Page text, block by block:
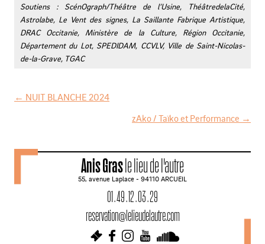
Soutiens : ScénOgraph/Théâtre de l’Usine, ThéâtredelaCité,
Astrolabe, Le Vent des signes, La Saillante Fabrique Artistique,
DRAC Occitanie, Ministère de la Culture, Région Occitanie,
Département du Lot, SPEDIDAM, CCVLV, Ville de Saint-Nicolas-
de-la-Grave, TGAC
v
g
← NUIT BLANCHE 2024
zAko / Taïko et Performance →
Anis Gras le lieu de l'autre
55, avenue Laplace - 94110 ARCUEIL
01 . 49 . 12 . 03 . 29
reservation@lelieudelautre.com